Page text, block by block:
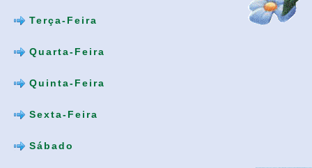
Terça-Feira
Quarta-Feira
Quinta-Feira
Sexta-Feira
Sábado